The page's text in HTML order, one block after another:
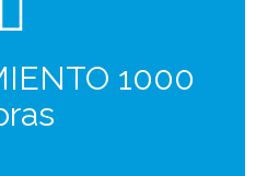
1000